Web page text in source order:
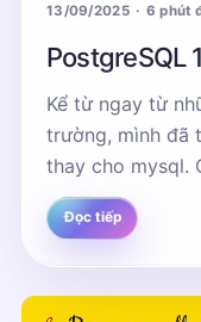
13/09/2025 6 phút
PostgreSQL
Kể từ ngay từ
trường, mình đã
thay cho mysql.
lúc đó cũng
hơn...
Đọc tiếp